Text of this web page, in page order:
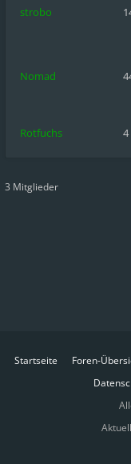
strobo
Nomad
Rotfuchs 4
3 Mitglieder
Startseite Foren-